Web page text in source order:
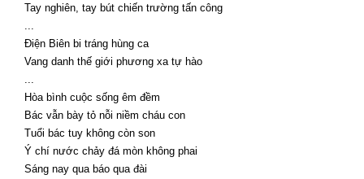
Tay nghiên, tay bút chiến trường tấn công
Điện Biên bi tráng hùng ca
Vang danh thế giới phương xa tự hào
Hòa bình cuộc sống êm đềm
Bác vẫn bày tỏ nỗi niềm cháu con
Tuổi bác tuy không còn son
Ý chí nước chảy đá mòn không phai
Sáng nay qua báo qua đài